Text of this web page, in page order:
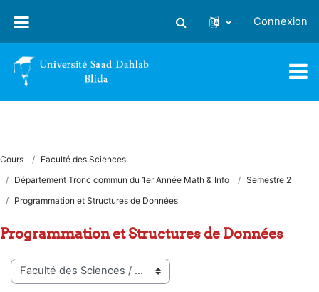
Activer/désactiver la saisie
Connexion
Cours
Faculté des Sciences
Département Tronc commun du 1er Année Math & Info
Semestre 2
Programmation et Structures de Données
Programmation et Structures de Données
Catégories de cours